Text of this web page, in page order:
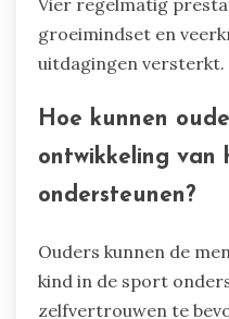
veerkracht?
Om mentale
door ondersteunende
communicatie aan om
zodat kinderen
affirmaties om de
Neem
en een gevoel van